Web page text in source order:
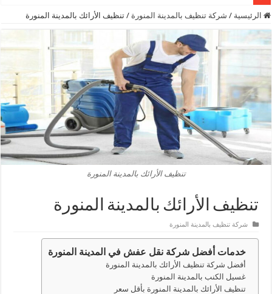
الرئيسية / شركة تنظيف بالمدينة المنورة / تنظيف الأرائك بالمدينة المنورة
تنظيف الأرائك بالمدينة المنورة
تنظيف الأرائك بالمدينة المنورة
شركة تنظيف بالمدينة المنورة
خدمات أفضل شركة نقل عفش في المدينة المنورة
أفضل شركة تنظيف الأرائك بالمدينة المنورة
غسيل الكنب بالمدينة المنورة
تنظيف الأرائك بالمدينة المنورة بأقل سعر